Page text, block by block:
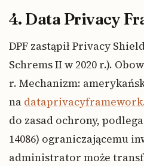
4. Data Privacy
DPF zastąpił Privacy
Schrems II w 2020 r.).
r. Mechanizm:
na
do zasad ochrony,
14086) ograniczającemu
administrator może